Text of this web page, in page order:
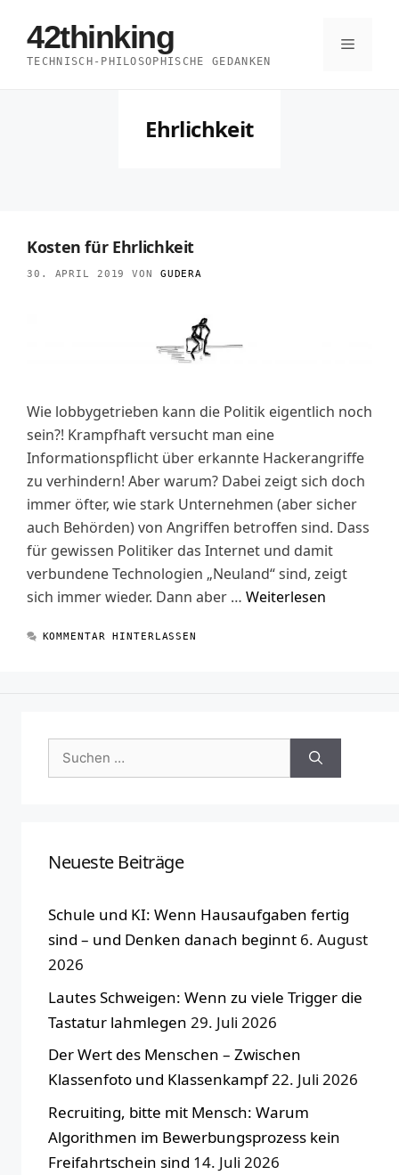
Inhalt
springen
42thinking
TECHNISCH-PHILOSOPHISCHE GEDANKEN
Menü
Ehrlichkeit
Kosten für Ehrlichkeit
30. APRIL 2019 VON GUDERA
Wie lobbygetrieben kann die Politik eigentlich noch
sein?! Krampfhaft versucht man eine
Informationspflicht über erkannte Hackerangriffe
zu verhindern! Aber warum? Dabei zeigt sich doch
immer öfter, wie stark Unternehmen (aber sicher
auch Behörden) von Angriffen betroffen sind. Dass
für gewissen Politiker das Internet und damit
verbundene Technologien „Neuland“ sind, zeigt
sich immer wieder. Dann aber … Weiterlesen
KOMMENTAR HINTERLASSEN
Suchen
nach:
Neueste Beiträge
Schule und KI: Wenn Hausaufgaben fertig
sind – und Denken danach beginnt 6. August
2026
Lautes Schweigen: Wenn zu viele Trigger die
Tastatur lahmlegen 29. Juli 2026
Der Wert des Menschen – Zwischen
Klassenfoto und Klassenkampf22. Juli 2026
Recruiting, bitte mit Mensch: Warum
Algorithmen im Bewerbungsprozess kein
Freifahrtschein sind 14. Juli 2026